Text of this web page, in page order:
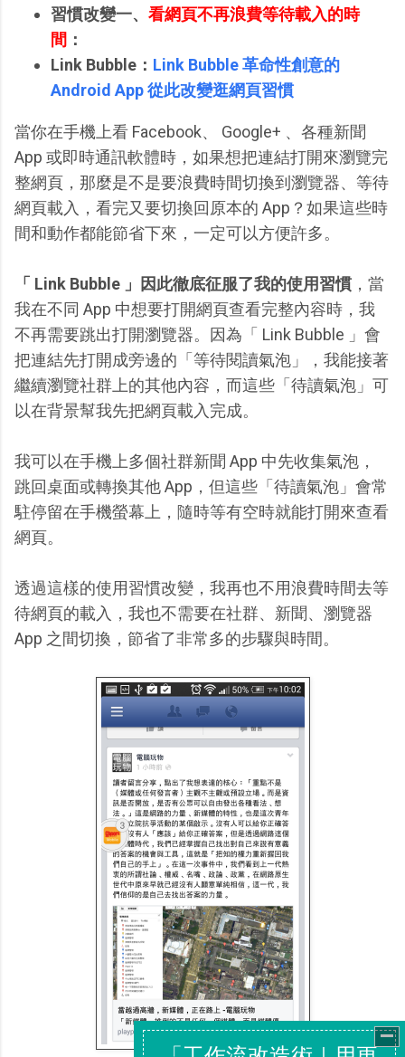
習慣改變一、 看網頁不再浪費等待載入的時
間 ：
Link Bubble： Link Bubble 革命性創意的
Android App 從此改變逛網頁習慣
當你在手機上看 Facebook、 Google+ 、各種新聞
App 或即時通訊軟體時，如果想把連結打開來瀏覽完
整網頁，那麼是不是要浪費時間切換到瀏覽器、等待
網頁載入，看完又要切換回原本的 App？如果這些時
間和動作都能節省下來，一定可以方便許多。
「 Link Bubble 」因此徹底征服了我的使用習慣 ，當
我在不同 App 中想要打開網頁查看完整內容時，我
不再需要跳出打開瀏覽器。因為「 Link Bubble 」會
把連結先打開成旁邊的「等待閱讀氣泡」，我能接著
繼續瀏覽社群上的其他內容，而這些「待讀氣泡」可
以在背景幫我先把網頁載入完成。
我可以在手機上多個社群新聞 App 中先收集氣泡，
跳回桌面或轉換其他 App，但這些「待讀氣泡」會常
駐停留在手機螢幕上，隨時等有空時就能打開來查看
網頁。
透過這樣的使用習慣改變，我再也不用浪費時間去等
待網頁的載入，我也不需要在社群、新聞、瀏覽器
App 之間切換，節省了非常多的步驟與時間。